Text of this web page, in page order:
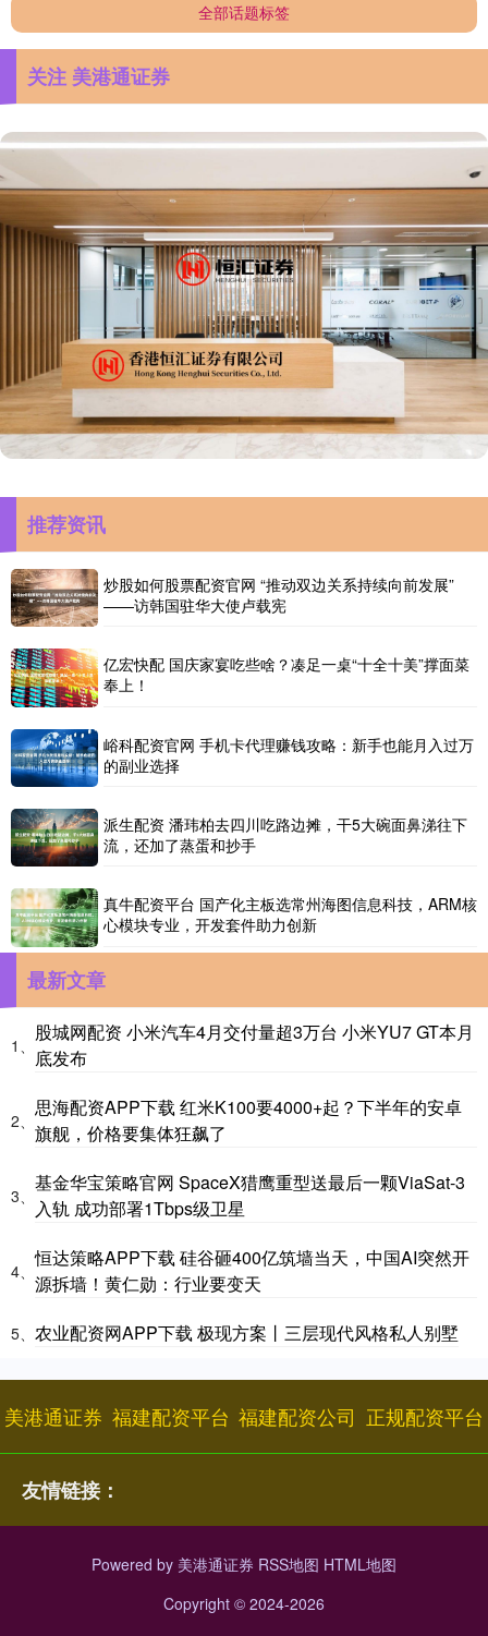
全部话题标签
关注 美港通证券
推荐资讯
炒股如何股票配资官网 “推动双边关系持续向前发展”
——访韩国驻华大使卢载宪
亿宏快配 国庆家宴吃些啥？凑足一桌“十全十美”撑面菜
奉上！
峪科配资官网 手机卡代理赚钱攻略：新手也能月入过万
的副业选择
派生配资 潘玮柏去四川吃路边摊，干5大碗面鼻涕往下
流，还加了蒸蛋和抄手
真牛配资平台 国产化主板选常州海图信息科技，ARM核
心模块专业，开发套件助力创新
最新文章
1、
股城网配资 小米汽车4月交付量超3万台 小米YU7 GT本月
底发布
2、
思海配资APP下载 红米K100要4000+起？下半年的安卓
旗舰，价格要集体狂飙了
3、
基金华宝策略官网 SpaceX猎鹰重型送最后一颗ViaSat-3
入轨 成功部署1Tbps级卫星
4、
恒达策略APP下载 硅谷砸400亿筑墙当天，中国AI突然开
源拆墙！黄仁勋：行业要变天
5、 农业配资网APP下载 极现方案丨三层现代风格私人别墅
美港通证券 福建配资平台 福建配资公司 正规配资平台
友情链接：
Powered by 美港通证券 RSS地图 HTML地图
Copyright © 2024-2026